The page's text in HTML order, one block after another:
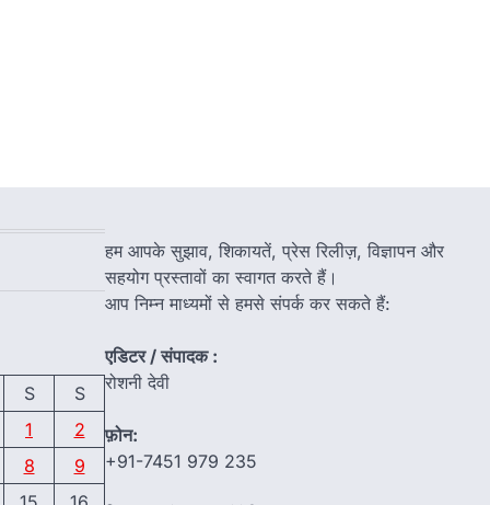
S
S
1
2
8
9
हम आपके सुझाव, शिकायतें, प्रेस रिलीज़, विज्ञापन और
सहयोग प्रस्तावों का स्वागत करते हैं।
आप निम्न माध्यमों से हमसे संपर्क कर सकते हैं:
एडिटर / संपादक :
रोशनी देवी
फ़ोन:
+91-7451 979 235